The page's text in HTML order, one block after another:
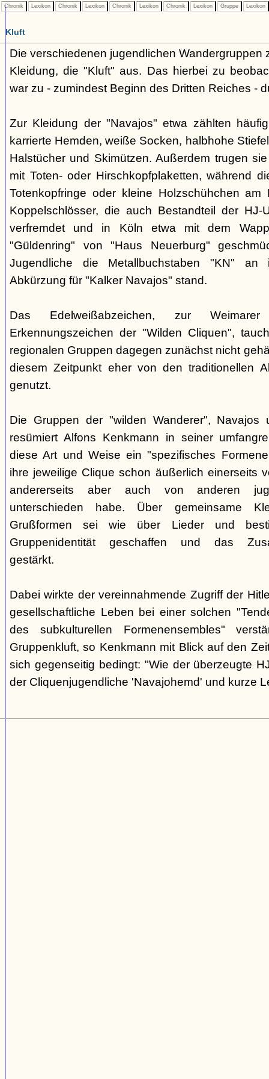
Chronik Lexikon Chronik Lexikon Chronik Lexikon Chronik Lexikon Gruppe Lexikon
Kluft
Die verschiedenen jugendlichen Wandergruppen
Kleidung, die "Kluft" aus. Das hierbei zu
war zu - zumindest Beginn des Dritten Reiches -
Zur Kleidung der "Navajos" etwa zählten
karrierte Hemden, weiße Socken, halbhohe
Halstücher und Skimützen. Außerdem trugen
mit Toten- oder Hirschkopfplaketten, während
Totenkopfringe oder kleine Holzschühchen am
Koppelschlösser, die auch Bestandteil der HJ-
verfremdet und in Köln etwa mit dem
"Güldenring" von "Haus Neuerburg"
Jugendliche die Metallbuchstaben "KN"
Abkürzung für "Kalker Navajos" stand.
Das Edelweißabzeichen, zur
Erkennungszeichen der "Wilden Cliquen",
regionalen Gruppen dagegen zunächst nicht
diesem Zeitpunkt eher von den traditionellen
genutzt.
Die Gruppen der "wilden Wanderer", Navajos
resümiert Alfons Kenkmann in seiner
diese Art und Weise ein "spezifisches
ihre jeweilige Clique schon äußerlich einerseits
andererseits aber auch von anderen
unterschieden habe. Über gemeinsame
Grußformen sei wie über Lieder und
Gruppenidentität geschaffen und das
gestärkt.
Dabei wirkte der vereinnahmende Zugriff der
gesellschaftliche Leben bei einer solchen
des subkulturellen Formenensembles"
Gruppenkluft, so Kenkmann mit Blick auf den
sich gegenseitig bedingt: "Wie der überzeugte
der Cliquenjugendliche 'Navajohemd' und kurze